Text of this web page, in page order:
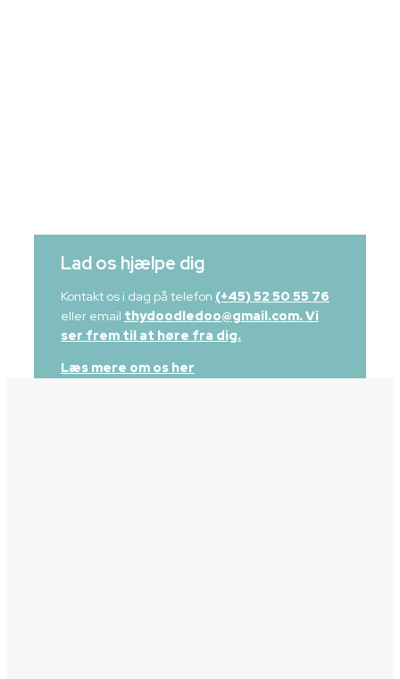
Lad os hjælpe dig
Kontakt os i dag på telefon (+45) 52 50 55 76
eller email thydoodledoo@gmail.com. Vi
ser frem til at høre fra dig.
Læs mere om os her